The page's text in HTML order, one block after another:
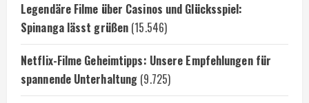
Legendäre Filme über Casinos und Glücksspiel:
Spinanga lässt grüßen (15.546)
Netflix-Filme Geheimtipps: Unsere Empfehlungen für
spannende Unterhaltung (9.725)